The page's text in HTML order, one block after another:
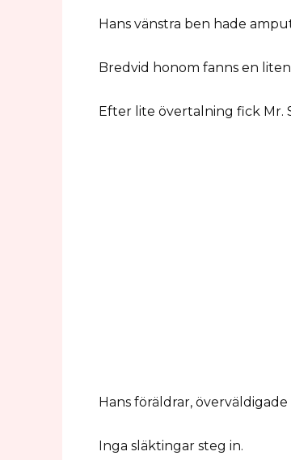
Hans vänstra ben hade
Bredvid honom fanns en
Efter lite övertalning fick Mr.
Hans föräldrar,
Inga släktingar steg in.